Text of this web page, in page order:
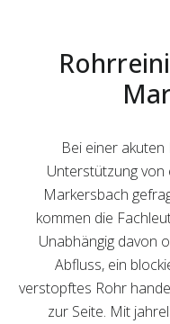
Bei einer
Unterstützung von
Markersbach
kommen die
Unabhängig davon
Abfluss, ein
verstopftes Rohr
zur Seite. Mit